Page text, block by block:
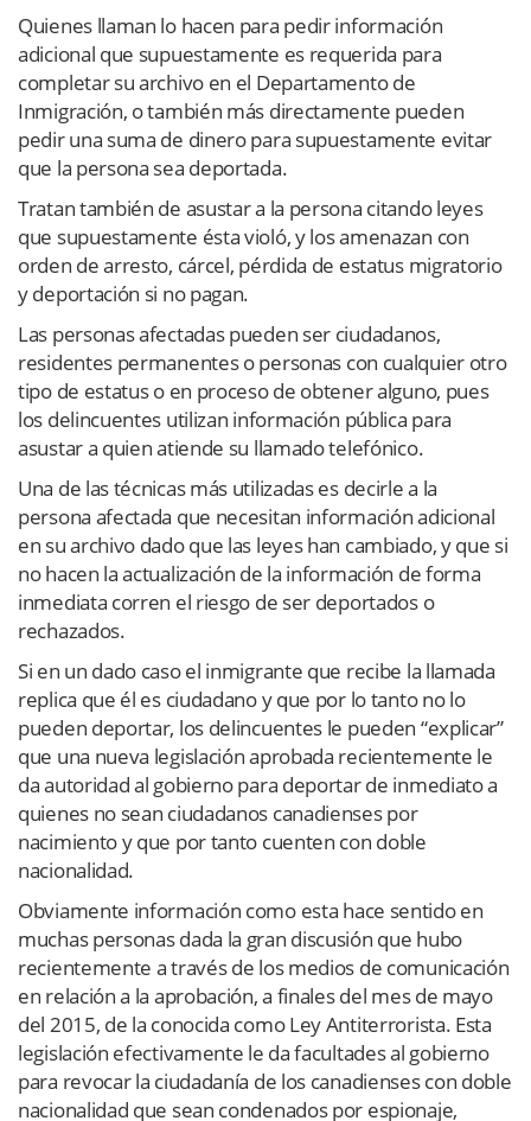
Quienes llaman lo hacen para pedir información
adicional que supuestamente es requerida para
completar su archivo en el Departamento de
Inmigración, o también más directamente pueden
pedir una suma de dinero para supuestamente evitar
que la persona sea deportada.
Tratan también de asustar a la persona citando leyes
que supuestamente ésta violó, y los amenazan con
orden de arresto, cárcel, pérdida de estatus migratorio
y deportación si no pagan.
Las personas afectadas pueden ser ciudadanos,
residentes permanentes o personas con cualquier otro
tipo de estatus o en proceso de obtener alguno, pues
los delincuentes utilizan información pública para
asustar a quien atiende su llamado telefónico.
Una de las técnicas más utilizadas es decirle a la
persona afectada que necesitan información adicional
en su archivo dado que las leyes han cambiado, y que si
no hacen la actualización de la información de forma
inmediata corren el riesgo de ser deportados o
rechazados.
Si en un dado caso el inmigrante que recibe la llamada
replica que él es ciudadano y que por lo tanto no lo
pueden deportar, los delincuentes le pueden “explicar”
que una nueva legislación aprobada recientemente le
da autoridad al gobierno para deportar de inmediato a
quienes no sean ciudadanos canadienses por
nacimiento y que por tanto cuenten con doble
nacionalidad.
Obviamente información como esta hace sentido en
muchas personas dada la gran discusión que hubo
recientemente a través de los medios de comunicación
en relación a la aprobación, a finales del mes de mayo
del 2015, de la conocida como Ley Antiterrorista. Esta
legislación efectivamente le da facultades al gobierno
para revocar la ciudadanía de los canadienses con doble
nacionalidad que sean condenados por espionaje,